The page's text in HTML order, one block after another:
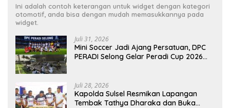
Ini adalah contoh keterangan untuk widget dengan kategori
otomotif, anda bisa dengan mudah memasukkannya pada
widget.
Juli 31, 2026
Mini Soccer Jadi Ajang Persatuan, DPC
PERADI Selong Gelar Peradi Cup 2026
Juli 28, 2026
Kapolda Sulsel Resmikan Lapangan
Tembak Tathya Dharaka dan Buka